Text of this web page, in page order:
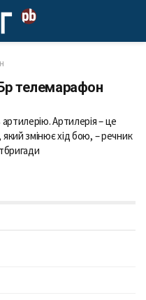
телемарафон
Артилерія – це
змінює хід бою, – речник